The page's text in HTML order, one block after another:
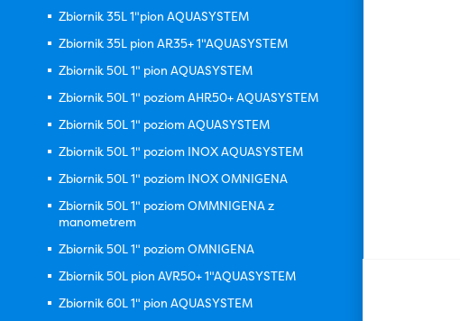
Zbiornik 35L 1"pion AQUASYSTEM
Zbiornik 35L pion AR35+ 1"AQUASYSTEM
Zbiornik 50L 1" pion AQUASYSTEM
Zbiornik 50L 1" poziom AHR50+ AQUASYSTEM
Zbiornik 50L 1" poziom AQUASYSTEM
Zbiornik 50L 1" poziom INOX AQUASYSTEM
Zbiornik 50L 1" poziom INOX OMNIGENA
Zbiornik 50L 1" poziom OMMNIGENA z
manometrem
Zbiornik 50L 1" poziom OMNIGENA
Zbiornik 50L pion AVR50+ 1"AQUASYSTEM
Zbiornik 60L 1" pion AQUASYSTEM